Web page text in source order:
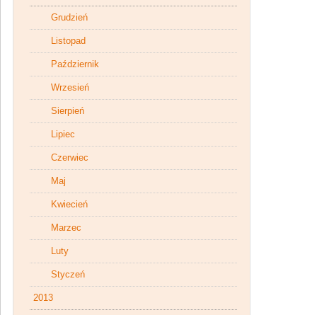
Grudzień
Listopad
Październik
Wrzesień
Sierpień
Lipiec
Czerwiec
Maj
Kwiecień
Marzec
Luty
Styczeń
2013